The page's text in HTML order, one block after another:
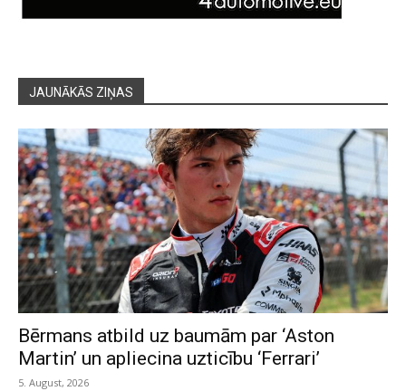
JAUNĀKĀS ZIŅAS
Bērmans atbild uz baumām par ‘Aston
Martin’ un apliecina uzticību ‘Ferrari’
5. August, 2026